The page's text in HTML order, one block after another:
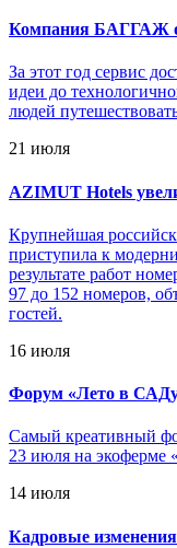
Компания БАГГАЖ
За этот год сервис
идеи до
людей
21 июля
AZIMUT Hotels
Крупнейшая
приступила к
результате работ
97 до 152 номеров,
гостей.
16 июля
Форум «Лето в
Самый креативный
23 июля на экоферме
14 июля
Кадровые